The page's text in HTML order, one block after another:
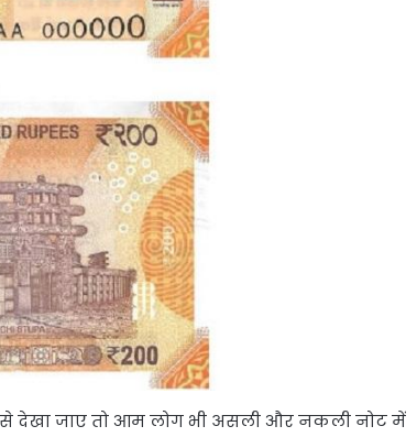
से देखा जाए तो आम लोग भी असली और नकली नोट में